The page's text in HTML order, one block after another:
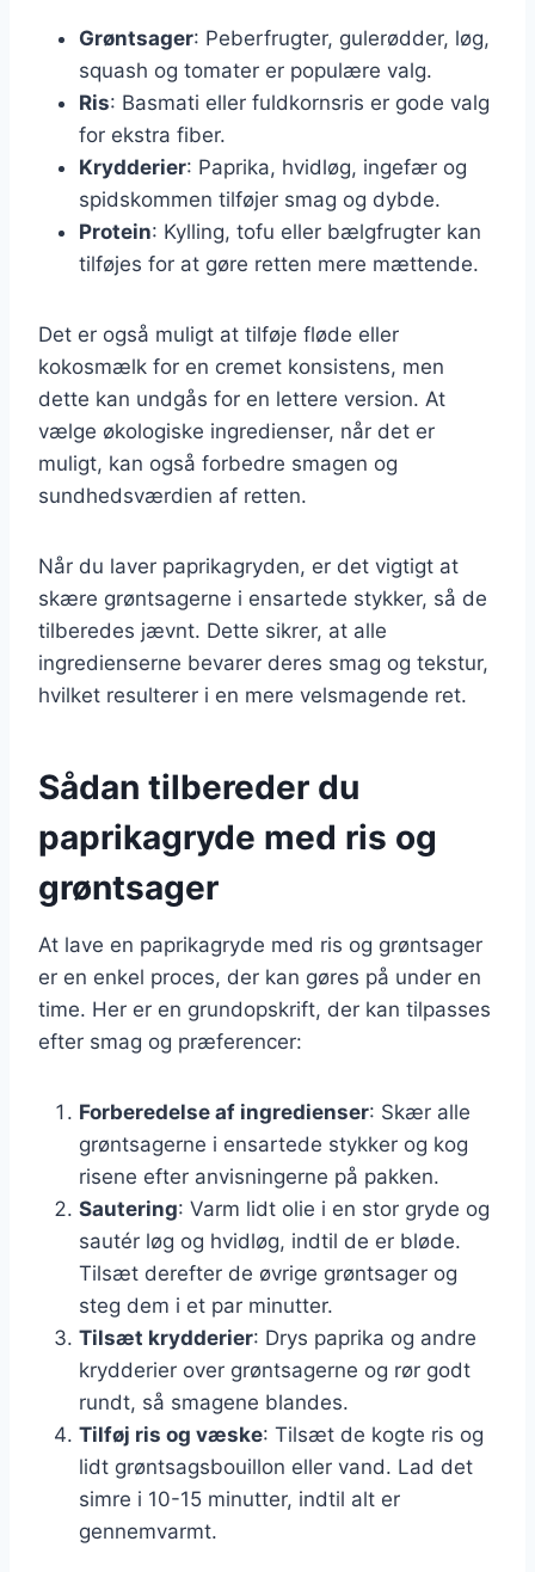
Grøntsager: Peberfrugter, gulerødder, løg,
squash og tomater er populære valg.
Ris: Basmati eller fuldkornsris er gode valg
for ekstra fiber.
Krydderier: Paprika, hvidløg, ingefær og
spidskommen tilføjer smag og dybde.
Protein: Kylling, tofu eller bælgfrugter kan
tilføjes for at gøre retten mere mættende.
Det er også muligt at tilføje fløde eller
kokosmælk for en cremet konsistens, men
dette kan undgås for en lettere version. At
vælge økologiske ingredienser, når det er
muligt, kan også forbedre smagen og
sundhedsværdien af retten.
Når du laver paprikagryden, er det vigtigt at
skære grøntsagerne i ensartede stykker, så de
tilberedes jævnt. Dette sikrer, at alle
ingredienserne bevarer deres smag og tekstur,
hvilket resulterer i en mere velsmagende ret.
Sådan tilbereder du
paprikagryde med ris og
grøntsager
At lave en paprikagryde med ris og grøntsager
er en enkel proces, der kan gøres på under en
time. Her er en grundopskrift, der kan tilpasses
efter smag og præferencer:
Forberedelse af ingredienser: Skær alle
grøntsagerne i ensartede stykker og kog
risene efter anvisningerne på pakken.
Sautering: Varm lidt olie i en stor gryde og
sautér løg og hvidløg, indtil de er bløde.
Tilsæt derefter de øvrige grøntsager og
steg dem i et par minutter.
Tilsæt krydderier: Drys paprika og andre
krydderier over grøntsagerne og rør godt
rundt, så smagene blandes.
Tilføj ris og væske: Tilsæt de kogte ris og
lidt grøntsagsbouillon eller vand. Lad det
simre i 10-15 minutter, indtil alt er
gennemvarmt.